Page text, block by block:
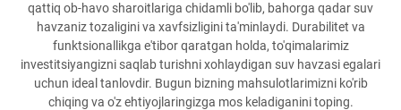
qattiq ob-havo sharoitlariga chidamli bo'lib, bahorga qadar suv
havzaniz tozaligini va xavfsizligini ta'minlaydi. Durabilitet va
funktsionallikga e'tibor qaratgan holda, to'qimalarimiz
investitsiyangizni saqlab turishni xohlaydigan suv havzasi egalari
uchun ideal tanlovdir. Bugun bizning mahsulotlarimizni ko'rib
chiqing va o'z ehtiyojlaringizga mos keladiganini toping.